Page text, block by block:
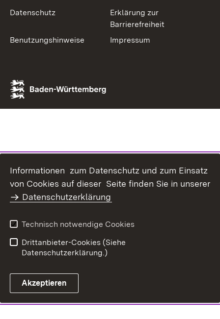
Datenschutz
Erklärung zur
Barrierefreiheit
Benutzungshinweise
Impressum
Informationen zum Datenschutz und zum Einsatz
von Cookies auf dieser Seite finden Sie in unserer
Datenschutzerklärung
Technisch notwendige Cookies
Drittanbieter-Cookies (Siehe
Datenschutzerklärung.)
Akzeptieren